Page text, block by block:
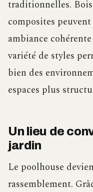
traditionnelles.
composites
ambiance
variété de styles
bien des
espaces plus
Un lieu de
jardin
Le poolhouse
rassemblement.